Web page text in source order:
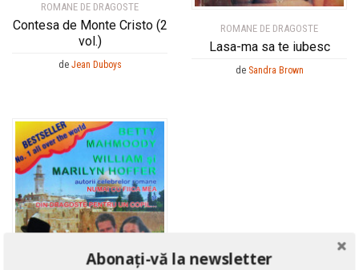
ROMANE DE DRAGOSTE
Contesa de Monte Cristo (2
vol.)
de Jean Duboys
ROMANE DE DRAGOSTE
Lasa-ma sa te iubesc
de Sandra Brown
Abonați-vă la newsletter